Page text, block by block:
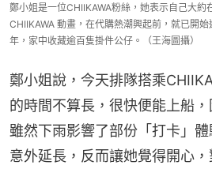
鄭小姐是一位CHIIKAWA粉絲，她表示自己大約
CHIIKAWA 動畫，在代購熱潮興起前，就已開
年，家中收藏逾百隻掛件公仔。（王海圖攝）
鄭小姐說，今天排隊搭乘
的時間不算長，很快便能上船，
雖然下雨影響了部份「打卡」
意外延長，反而讓她覺得開心